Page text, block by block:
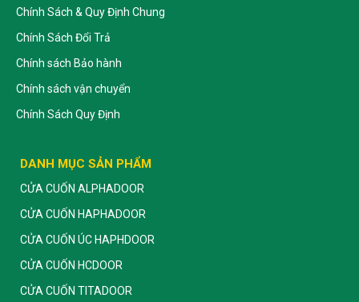
Chính Sách & Quy Định Chung
Chính Sách Đổi Trả
Chính sách Bảo hành
Chính sách vận chuyển
Chính Sách Quy Định
DANH MỤC SẢN PHẨM
CỬA CUỐN ALPHADOOR
CỬA CUỐN HAPHADOOR
CỬA CUỐN ÚC HAPHDOOR
CỬA CUỐN HCDOOR
CỬA CUỐN TITADOOR